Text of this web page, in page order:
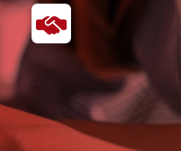
responsable
Formation
Collaborer
avec